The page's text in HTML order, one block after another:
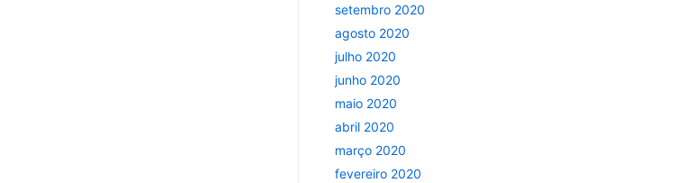
setembro 2020
agosto 2020
julho 2020
junho 2020
maio 2020
abril 2020
março 2020
fevereiro 2020